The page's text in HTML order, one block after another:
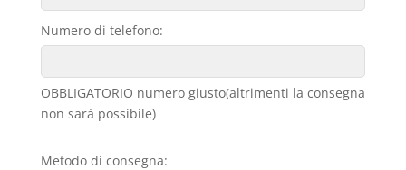
Numero di telefono:
OBBLIGATORIO numero giusto(altrimenti la consegna
non sarà possibile)
Metodo di consegna: